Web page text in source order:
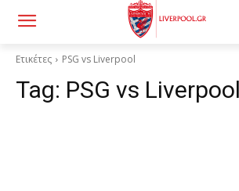
Ετικέτες PSG vs Liverpool
Tag: PSG vs Liverpool